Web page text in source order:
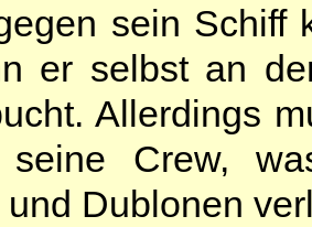
sein Schiff
er selbst an
Allerdings
seine Crew,
Dublonen